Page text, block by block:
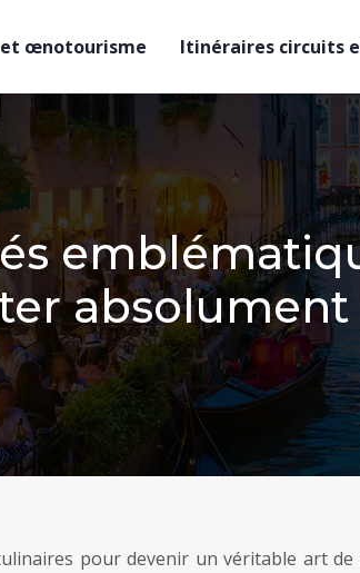
et œnotourisme Itinéraires circuits
absolument
pour devenir un véritable art